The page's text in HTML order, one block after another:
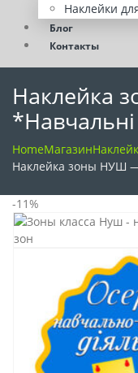
Наклейки
Блог
Контакты
Наклейка
HomeМагазин
Наклейка зоны НУШ
-11%